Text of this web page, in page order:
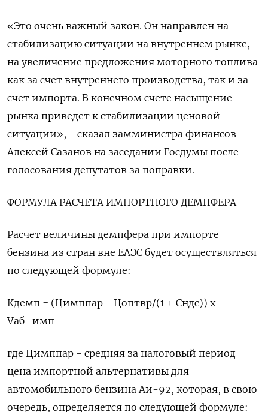
«Это очень важный закон. ‌Он направлен на
стабилизацию ситуации на внутреннем рынке,
на увеличение предложения моторного топлива
как за счет внутреннего производства, ​так и за
счет импорта. В конечном счете насыщение
рынка приведет к стабилизации ценовой
ситуации», - ‌сказал замминистра финансов
Алексей Сазанов на заседании Госдумы после
голосования депутатов за поправки.
ФОРМУЛА РАСЧЕТА ИМПОРТНОГО ДЕМПФЕРА
Расчет ​величины демпфера при импорте
бензина из стран вне ЕАЭС будет осуществляться
по следующей формуле:
Кдемп = (Цимппар - Цоптвр/(1 + Сндс)) ‌х
Vаб_имп
где Цимппар - средняя за налоговый период
цена импортной альтернативы для
автомобильного бензина Аи-92, которая, в свою
очередь, определяется по следующей формуле: